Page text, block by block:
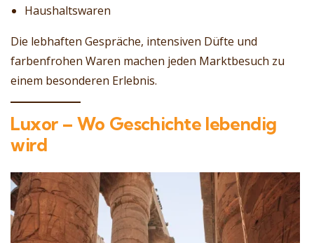
Haushaltswaren
Die lebhaften Gespräche, intensiven Düfte und
farbenfrohen Waren machen jeden Marktbesuch zu
einem besonderen Erlebnis.
Luxor – Wo Geschichte lebendig
wird